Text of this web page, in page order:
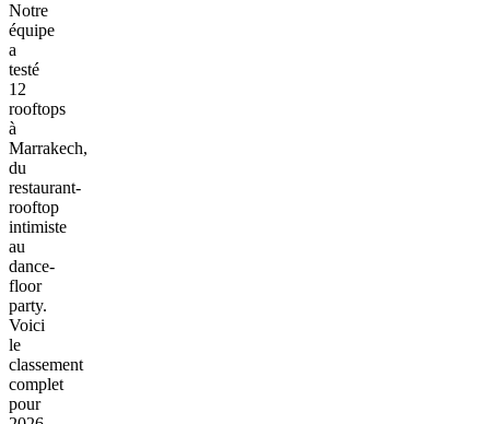
Notre
équipe
a
testé
12
rooftops
à
Marrakech,
du
restaurant-
rooftop
intimiste
au
dance-
floor
party.
Voici
le
classement
complet
pour